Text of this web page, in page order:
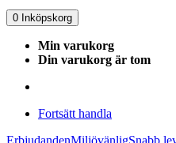
0 Inköpskorg
Min varukorg
Din varukorg är tom
Fortsätt handla
ErbjudandenMiljövänligSnabb